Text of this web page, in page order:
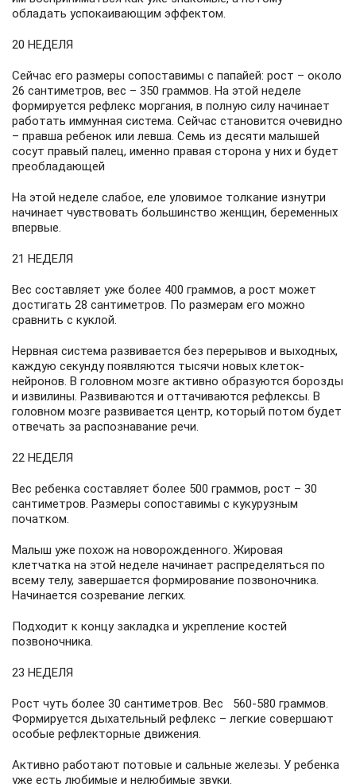
обладать успокаивающим эффектом.
20 НЕДЕЛЯ
Сейчас его размеры сопоставимы с папайей: рост – около
26 сантиметров, вес – 350 граммов. На этой неделе
формируется рефлекс моргания, в полную силу начинает
работать иммунная система. Сейчас становится очевидно
– правша ребенок или левша. Семь из десяти малышей
сосут правый палец, именно правая сторона у них и будет
преобладающей
На этой неделе слабое, еле уловимое толкание изнутри
начинает чувствовать большинство женщин, беременных
впервые.
21 НЕДЕЛЯ
Вес составляет уже более 400 граммов, а рост может
достигать 28 сантиметров. По размерам его можно
сравнить с куклой.
Нервная система развивается без перерывов и выходных,
каждую секунду появляются тысячи новых клеток-
нейронов. В головном мозге активно образуются борозды
и извилины. Развиваются и оттачиваются рефлексы. В
головном мозге развивается центр, который потом будет
отвечать за распознавание речи.
22 НЕДЕЛЯ
Вес ребенка составляет более 500 граммов, рост – 30
сантиметров. Размеры сопоставимы с кукурузным
початком.
Малыш уже похож на новорожденного. Жировая
клетчатка на этой неделе начинает распределяться по
всему телу, завершается формирование позвоночника.
Начинается созревание легких.
Подходит к концу закладка и укрепление костей
позвоночника.
23 НЕДЕЛЯ
Рост чуть более 30 сантиметров. Вес 560-580 граммов.
Формируется дыхательный рефлекс – легкие совершают
особые рефлекторные движения.
Активно работают потовые и сальные железы. У ребенка
уже есть любимые и нелюбимые звуки.